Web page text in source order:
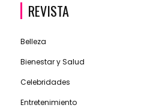
REVISTA
Belleza
Bienestar y Salud
Celebridades
Entretenimiento